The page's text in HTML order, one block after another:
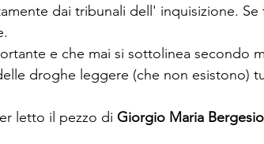
dai tribunali dell' inquisizione.
e che mai si sottolinea secondo
droghe leggere (che non esistono)
letto il pezzo di Giorgio Maria Bergesio